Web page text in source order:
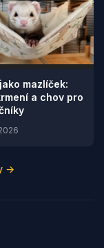
mazlíček:
a chov pro
→